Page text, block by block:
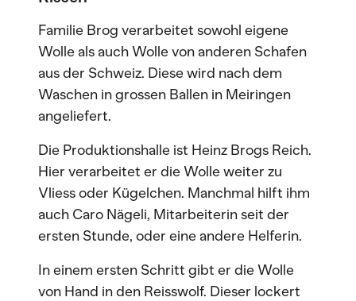
Familie Brog verarbeitet sowohl eigene
Wolle als auch Wolle von anderen Schafen
aus der Schweiz. Diese wird nach dem
Waschen in grossen Ballen in Meiringen
angeliefert.
Die Produktionshalle ist Heinz Brogs Reich.
Hier verarbeitet er die Wolle weiter zu
Vliess oder Kügelchen. Manchmal hilft ihm
auch Caro Nägeli, Mitarbeiterin seit der
ersten Stunde, oder eine andere Helferin.
In einem ersten Schritt gibt er die Wolle
von Hand in den Reisswolf. Dieser lockert